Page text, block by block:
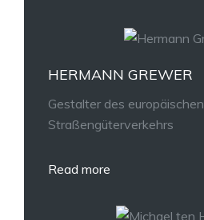
HERMANN GREWER
Gestalter des europäischen
Straßengüterverkehrs
Read more